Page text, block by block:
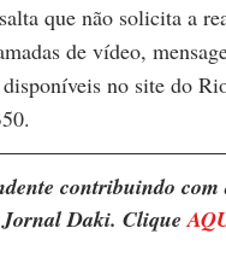
que não solicita a
de vídeo,
no site do
contribuindo
Jornal Daki. Clique